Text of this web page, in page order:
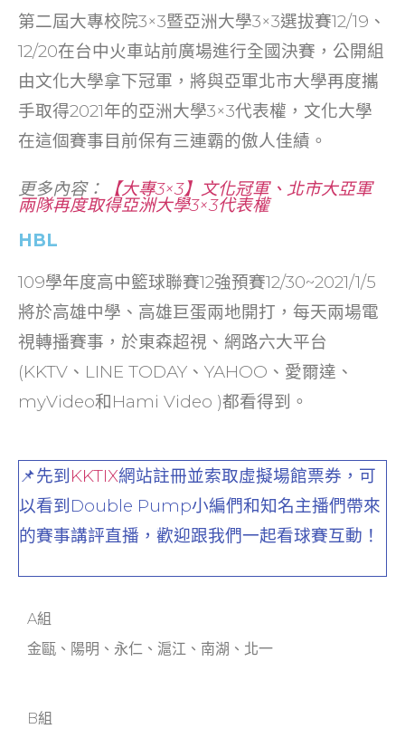
o
k
第二屆大專校院3×3暨亞洲大學3×3選拔賽12/19、
12/20在台中火車站前廣場進行全國決賽，公開組
由文化大學拿下冠軍，將與亞軍北市大學再度攜
手取得2021年的亞洲大學3×3代表權，文化大學
在這個賽事目前保有三連霸的傲人佳績。
更多內容： 【大專3×3】文化冠軍、北市大亞軍
兩隊再度取得亞洲大學3×3代表權
HBL
109學年度高中籃球聯賽12強預賽12/30~2021/1/5
將於高雄中學、高雄巨蛋兩地開打，每天兩場電
視轉播賽事，於東森超視、網路六大平台
(KKTV、LINE TODAY、YAHOO、愛爾達、
myVideo和Hami Video )都看得到。
📌先到 KKTIX網站註冊並索取虛擬場館票券，可
以看到Double Pump小編們和知名主播們帶來
的賽事講評直播，歡迎跟我們一起看球賽互動！
A組
金甌、陽明、永仁、滬江、南湖、北一
B組